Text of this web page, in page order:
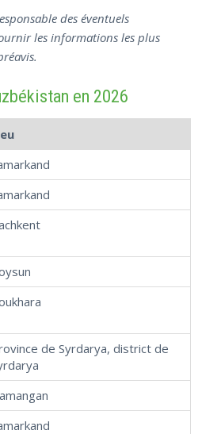
des éventuels
les informations les plus
en 2026
de Syrdarya, district de